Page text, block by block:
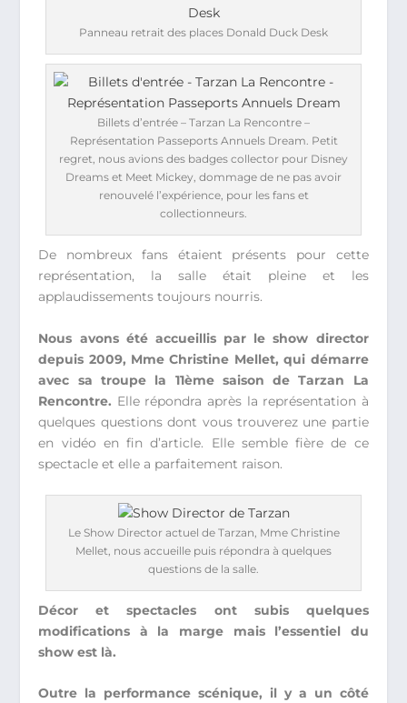
Panneau retrait des places Donald Duck Desk
Billets d’entrée – Tarzan La Rencontre –
Représentation Passeports Annuels Dream. Petit
regret, nous avions des badges collector pour Disney
Dreams et Meet Mickey, dommage de ne pas avoir
renouvelé l’expérience, pour les fans et
collectionneurs.
De nombreux fans étaient présents pour cette
représentation, la salle était pleine et les
applaudissements toujours nourris.
Nous avons été accueillis par le show director
depuis 2009, Mme Christine Mellet, qui démarre
avec sa troupe la 11ème saison de Tarzan La
Rencontre. Elle répondra après la représentation à
quelques questions dont vous trouverez une partie
en vidéo en fin d’article. Elle semble fière de ce
spectacle et elle a parfaitement raison.
Le Show Director actuel de Tarzan, Mme Christine
Mellet, nous accueille puis répondra à quelques
questions de la salle.
Décor et spectacles ont subis quelques
modifications à la marge mais l’essentiel du
show est là.
Outre la performance scénique, il y a un côté